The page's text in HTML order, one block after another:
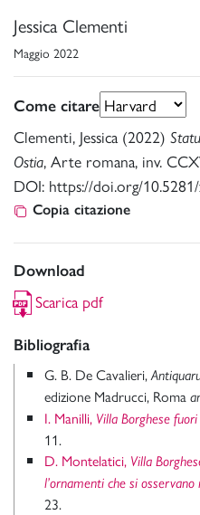
Jessica Clementi
Maggio 2022
Come citare
Clementi, Jessica (2022)
Ostia, Arte romana, inv.
DOI: https://doi.org/
Copia citazione
Download
Scarica pdf
Bibliografia
G. B. De Cavalieri,
edizione Madrucci, Roma
I. Manilli, Villa Borghese
11.
D. Montelatici, Villa
l’ornamenti che si
23.